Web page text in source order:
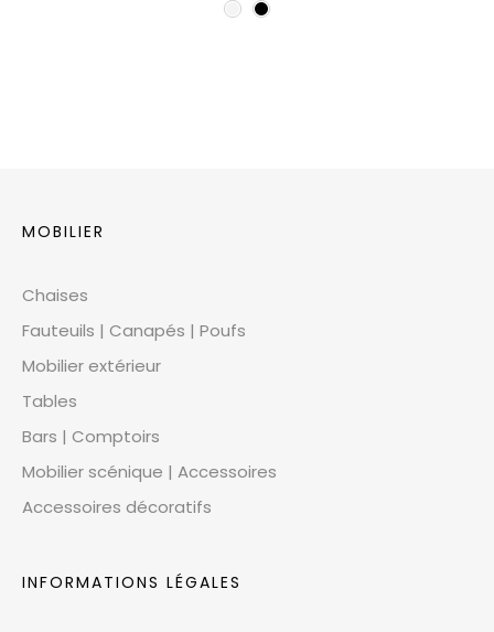
MOBILIER
Chaises
Fauteuils | Canapés | Poufs
Mobilier extérieur
Tables
Bars | Comptoirs
Mobilier scénique | Accessoires
Accessoires décoratifs
INFORMATIONS LÉGALES